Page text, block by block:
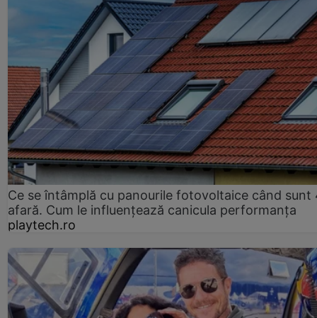
Ce se întâmplă cu panourile fotovoltaice când sunt
afară. Cum le influențează canicula performanța
playtech.ro